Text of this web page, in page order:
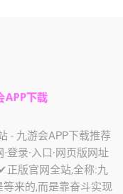
- 九游会APP下载推荐
登录·入口·网页版网址
版官网全站,全称:九
来的,而是靠奋斗实现